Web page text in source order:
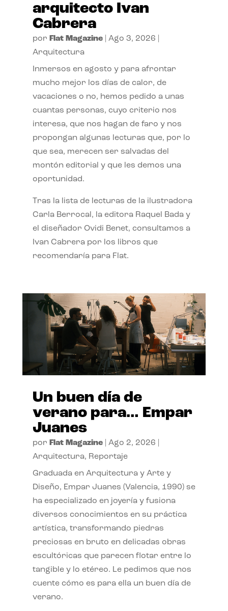
arquitecto Ivan
Cabrera
por Flat Magazine| Ago 3, 2026
Arquitectura
Inmersos en agosto y para afrontar
mucho mejor los días de calor, de
vacaciones o no, hemos pedido a unas
cuantas personas, cuyo criterio nos
interesa, que nos hagan de faro y nos
propongan algunas lecturas que, por lo
que sea, merecen ser salvadas del
montón editorial y que les demos una
oportunidad.
Tras la lista de lecturas de la ilustradora
Carla Berrocal, la editora Raquel Bada y
el diseñador Ovidi Benet, consultamos a
Ivan Cabrera por los libros que
recomendaría para Flat.
Un buen día de
verano para… Empar
Juanes
por Flat Magazine| Ago 2, 2026
Arquitectura, Reportaje
Graduada en Arquitectura y Arte y
Diseño, Empar Juanes (Valencia, 1990) se
ha especializado en joyería y fusiona
diversos conocimientos en su práctica
artística, transformando piedras
preciosas en bruto en delicadas obras
escultóricas que parecen flotar entre lo
tangible y lo etéreo. Le pedimos que nos
cuente cómo es para ella un buen día de
verano.